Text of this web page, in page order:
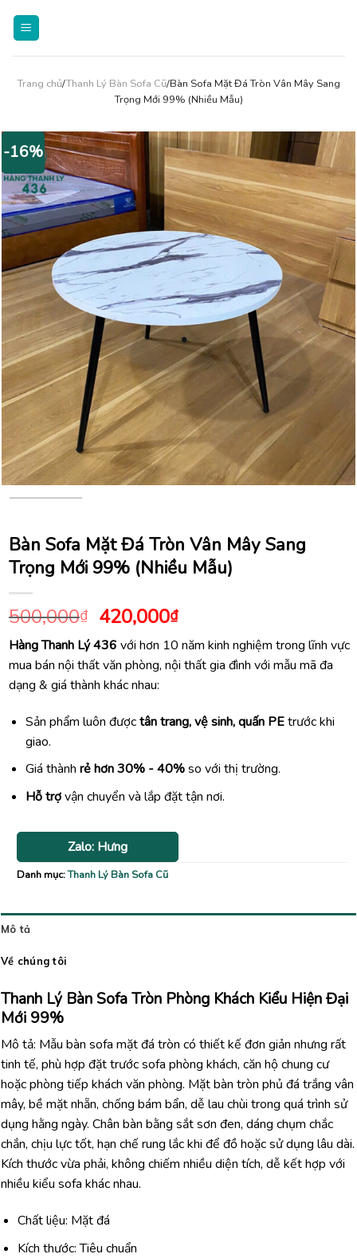
Trang chủ/Thanh Lý Bàn Sofa Cũ/Bàn Sofa Mặt Đá Tròn Vân Mây Sang
Trọng Mới 99% (Nhiều Mẫu)
-16%
Bàn Sofa Mặt Đá Tròn Vân Mây Sang
Trọng Mới 99% (Nhiều Mẫu)
500,000₫ Giá
gốc
là:
500,000₫.
420,000₫Giá
hiện
tại
là:
Hàng Thanh Lý 436 với hơn 10 năm kinh nghiệm trong lĩnh vực
mua bán nội thất văn phòng, nội thất gia đình với mẫu mã đa
dạng & giá thành khác nhau:
Sản phẩm luôn đượctân trang, vệ sinh, quấn PEtrước khi
giao.
Giá thành rẻ hơn 30% - 40%so với thị trường.
Hỗ trợvận chuyển và lắp đặt tận nơi.
Zalo: Hưng
Danh mục:Thanh Lý Bàn Sofa Cũ
Mô tả
Về chúng tôi
Thanh Lý Bàn Sofa Tròn Phòng Khách Kiểu Hiện Đại
Mới 99%
Mô tả: Mẫu bàn sofa mặt đá tròn có thiết kế đơn giản nhưng rất
tinh tế, phù hợp đặt trước sofa phòng khách, căn hộ chung cư
hoặc phòng tiếp khách văn phòng. Mặt bàn tròn phủ đá trắng vân
mây, bề mặt nhẵn, chống bám bẩn, dễ lau chùi trong quá trình sử
dụng hằng ngày. Chân bàn bằng sắt sơn đen, dáng chụm chắc
chắn, chịu lực tốt, hạn chế rung lắc khi để đồ hoặc sử dụng lâu dài.
Kích thước vừa phải, không chiếm nhiều diện tích, dễ kết hợp với
nhiều kiểu sofa khác nhau.
Chất liệu: Mặt đá
Kích thước: Tiêu chuẩn